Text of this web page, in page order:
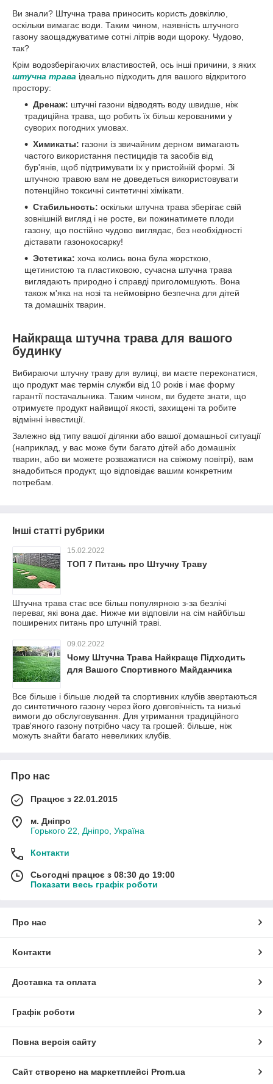
Ви знали? Штучна трава приносить користь довкіллю,
оскільки вимагає води. Таким чином, наявність штучного
газону заощаджуватиме сотні літрів води щороку. Чудово,
так?
Крім водозберігаючих властивостей, ось інші причини, з яких
штучна трава ідеально підходить для вашого відкритого
простору:
Дренаж: штучні газони відводять воду швидше, ніж
традиційна трава, що робить їх більш керованими у
суворих погодних умовах.
Химикаты: газони із звичайним дерном вимагають
частого використання пестицидів та засобів від
бур'янів, щоб підтримувати їх у пристойній формі. Зі
штучною травою вам не доведеться використовувати
потенційно токсичні синтетичні хімікати.
Стабильность: оскільки штучна трава зберігає свій
зовнішній вигляд і не росте, ви пожинатимете плоди
газону, що постійно чудово виглядає, без необхідності
діставати газонокосарку!
Эстетика: хоча колись вона була жорсткою,
щетинистою та пластиковою, сучасна штучна трава
виглядають природно і справді приголомшують. Вона
також м'яка на нозі та неймовірно безпечна для дітей
та домашніх тварин.
Найкраща штучна трава для вашого
будинку
Вибираючи штучну траву для вулиці, ви маєте переконатися,
що продукт має термін служби від 10 років і має форму
гарантії постачальника. Таким чином, ви будете знати, що
отримуєте продукт найвищої якості, захищені та робите
відмінні інвестиції.
Залежно від типу вашої ділянки або вашої домашньої ситуації
(наприклад, у вас може бути багато дітей або домашніх
тварин, або ви можете розважатися на свіжому повітрі), вам
знадобиться продукт, що відповідає вашим конкретним
потребам.
Інші статті рубрики
15.02.2022
ТОП 7 Питань про Штучну Траву
Штучна трава стає все більш популярною з-за безлічі
переваг, які вона дає. Нижче ми відповіли на сім найбільш
поширених питань про штучній траві.
09.02.2022
Чому Штучна Трава Найкраще Підходить
для Вашого Спортивного Майданчика
Все більше і більше людей та спортивних клубів звертаються
до синтетичного газону через його довговічність та низькі
вимоги до обслуговування. Для утримання традиційного
трав'яного газону потрібно часу та грошей: більше, ніж
можуть знайти багато невеликих клубів.
Про нас
Працює з 22.01.2015
м. Дніпро
Горького 22, Дніпро, Україна
Контакти
Сьогодні працює з 08:30 до 19:00
Показати весь графік роботи
Про нас
Контакти
Доставка та оплата
Графік роботи
Повна версія сайту
Сайт створено на маркетплейсі Prom.ua